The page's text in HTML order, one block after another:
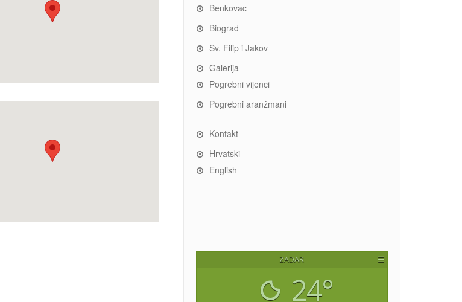
Benkovac
Biograd
Sv. Filip i Jakov
Galerija
Pogrebni vijenci
Pogrebni aranžmani
Kontakt
Hrvatski
English
ZADAR ☰
24°